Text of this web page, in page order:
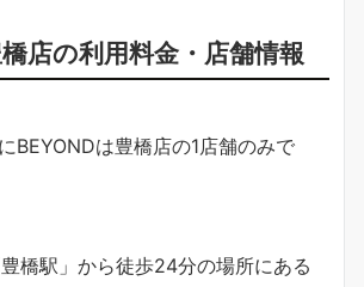
店の利用料金・店舗情報
BEYONDは豊橋店の1店舗のみで
橋駅」から徒歩24分の場所にある